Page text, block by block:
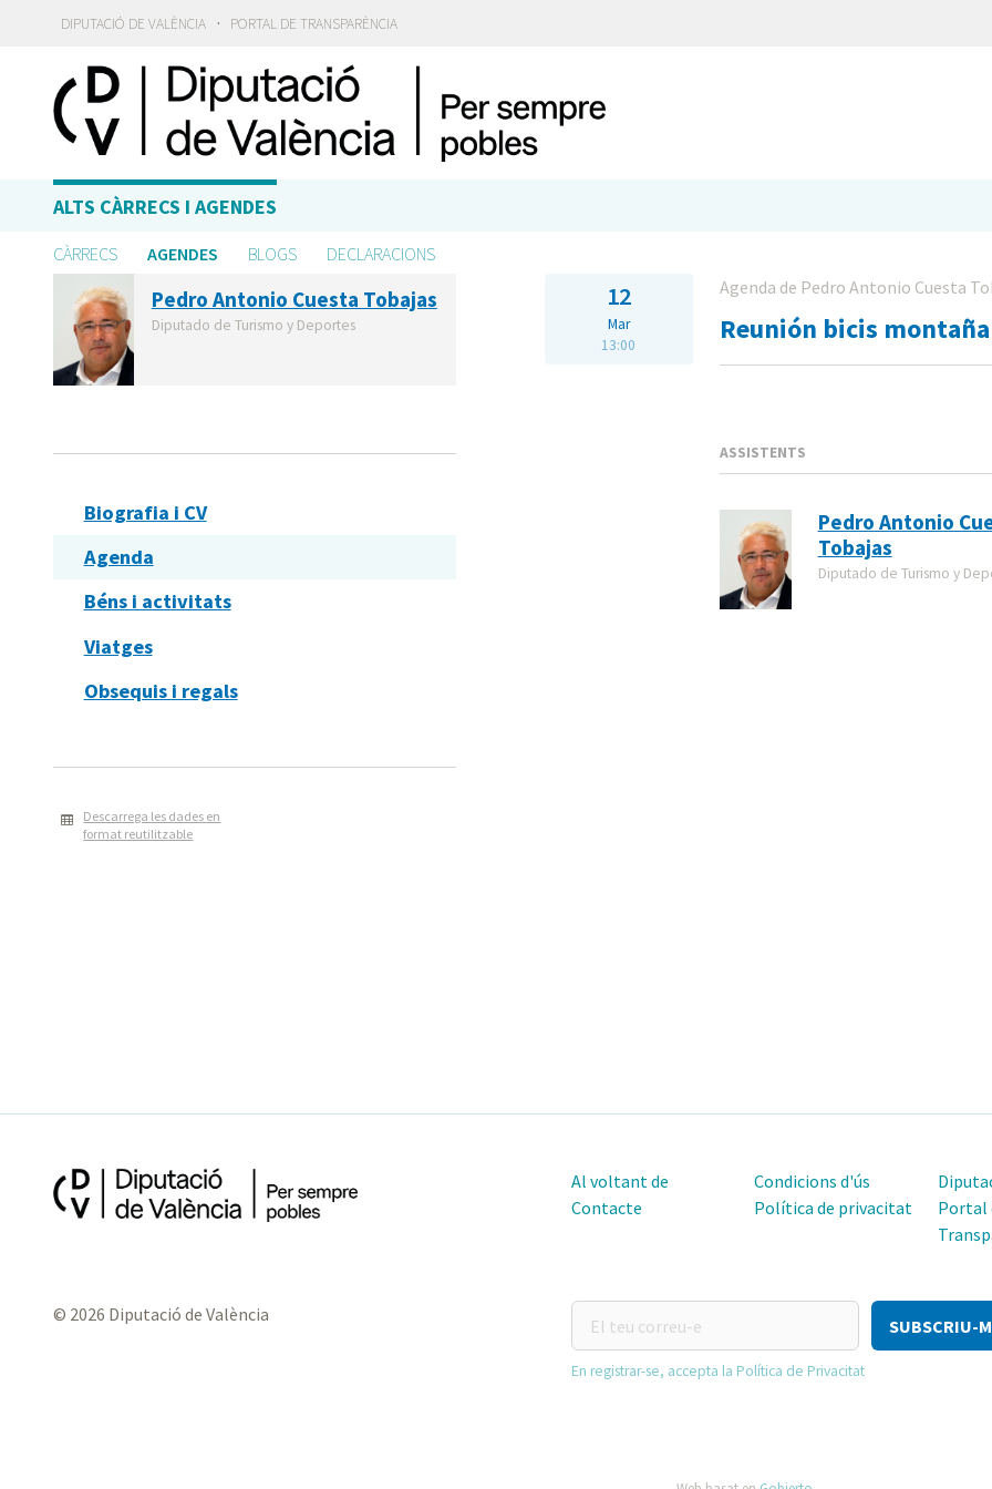
DIPUTACIÓ DE VALÈNCIA · PORTAL DE TRANSPARÈNCIA
ALTS CÀRRECS I AGENDES
CÀRRECS AGENDES BLOGS DECLARACIONS
Pedro Antonio Cuesta Tobajas
Diputado de Turismo y Deportes
Biografia i CV
Agenda
Béns i activitats
Viatges
Obsequis i regals
Descarrega les dades en
format reutilitzable
12
Mar
13:00
Agenda de Pedro Antonio Cuesta
Reunión bicis montaña
ASSISTENTS
Pedro Antonio
Tobajas
Diputado de Turismo y
Al voltant de
Contacte
Condicions d'ús
Política de privacitat
Portal
© 2026 Diputació de València
teu
correu-
En registrar-se, accepta la Política de Privacitat